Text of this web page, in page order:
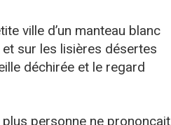
ville d’un manteau blanc
sur les lisières désertes
déchirée et le regard
personne ne prononçait